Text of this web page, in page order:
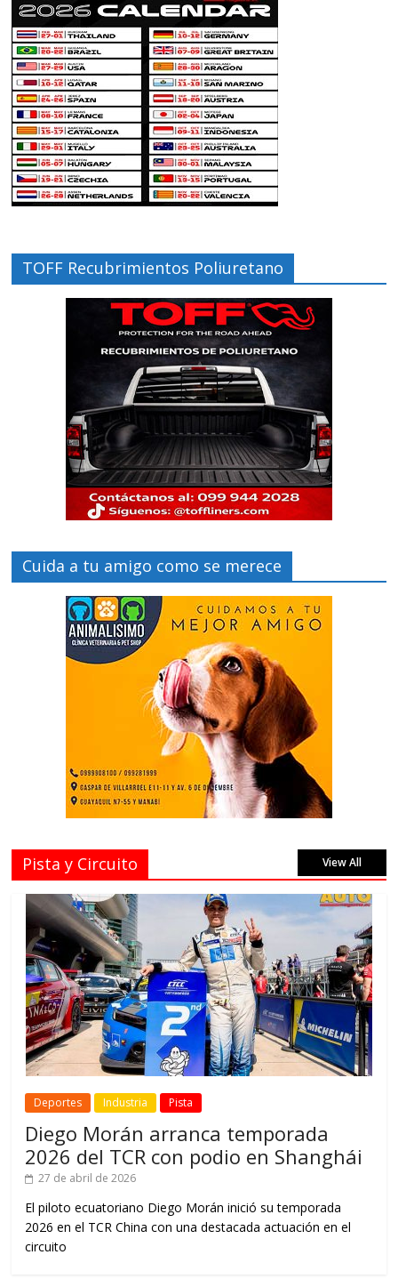
TOFF Recubrimientos Poliuretano
Cuida a tu amigo como se merece
Pista y Circuito View All
Deportes Industria Pista
Diego Morán arranca temporada
2026 del TCR con podio en Shanghái
27 de abril de 2026
El piloto ecuatoriano Diego Morán inició su temporada
2026 en el TCR China con una destacada actuación en el
circuito